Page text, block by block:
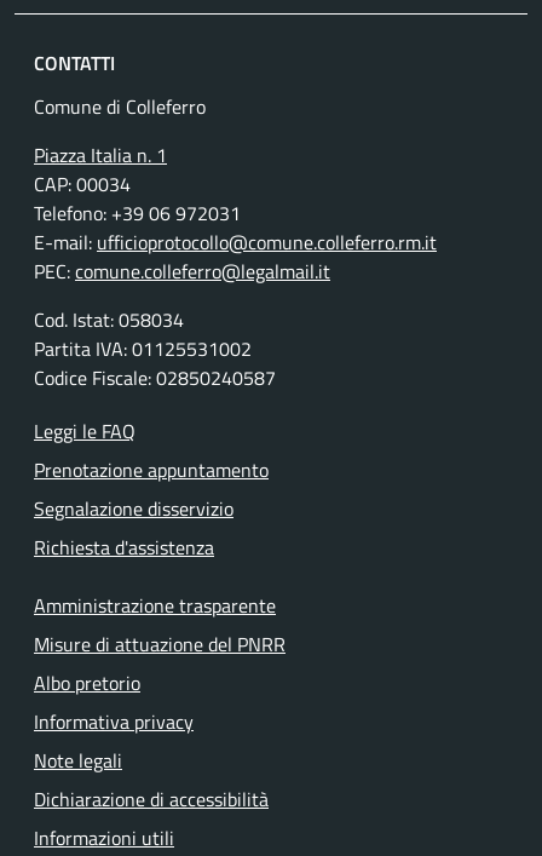
CONTATTI
Comune di Colleferro
Piazza Italia n. 1
CAP: 00034
Telefono: +39 06 972031
E-mail: ufficioprotocollo@comune.colleferro.rm.it
PEC:comune.colleferro@legalmail.it
Cod. Istat: 058034
Partita IVA: 01125531002
Codice Fiscale: 02850240587
Leggi le FAQ
Prenotazione appuntamento
Segnalazione disservizio
Richiesta d'assistenza
Amministrazione trasparente
Misure di attuazione del PNRR
Albo pretorio
Informativa privacy
Note legali
Dichiarazione di accessibilità
Informazioni utili